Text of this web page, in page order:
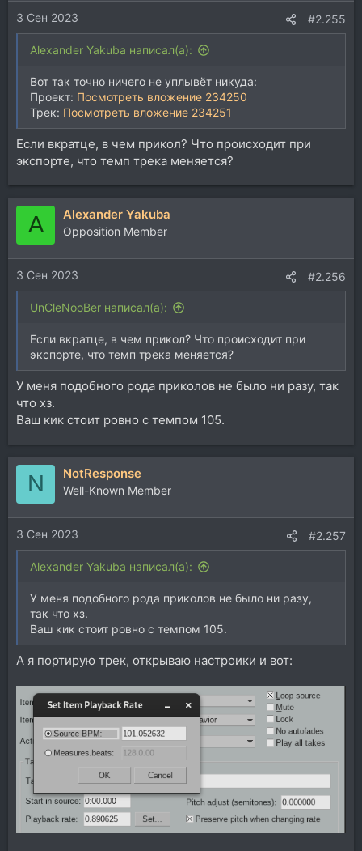
:3 Сен 2023 #2.255
Alexander Yakuba написал(а):
Вот так точно ничего не уплывёт никуда:
Проект: Посмотреть вложение 234250
Трек: Посмотреть вложение 234251
Если вкратце, в чем прикол? Что происходит при
экспорте, что темп трека меняется?
A Alexander Yakuba
Opposition Member
3 Сен 2023 #2.256
UnCleNooBer написал(а):
Если вкратце, в чем прикол? Что происходит при
экспорте, что темп трека меняется?
У меня подобного рода приколов не было ни разу, так
что хз.
Ваш кик стоит ровно с темпом 105.
N NotResponse
Well-Known Member
3 Сен 2023 #2.257
Alexander Yakuba написал(а):
У меня подобного рода приколов не было ни разу,
так что хз.
Ваш кик стоит ровно с темпом 105.
А я портирую трек, открываю настроики и вот: